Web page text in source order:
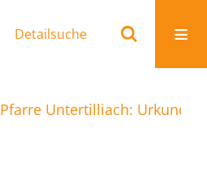
Detailsuche
Pfarre Untertilliach: Urkunden